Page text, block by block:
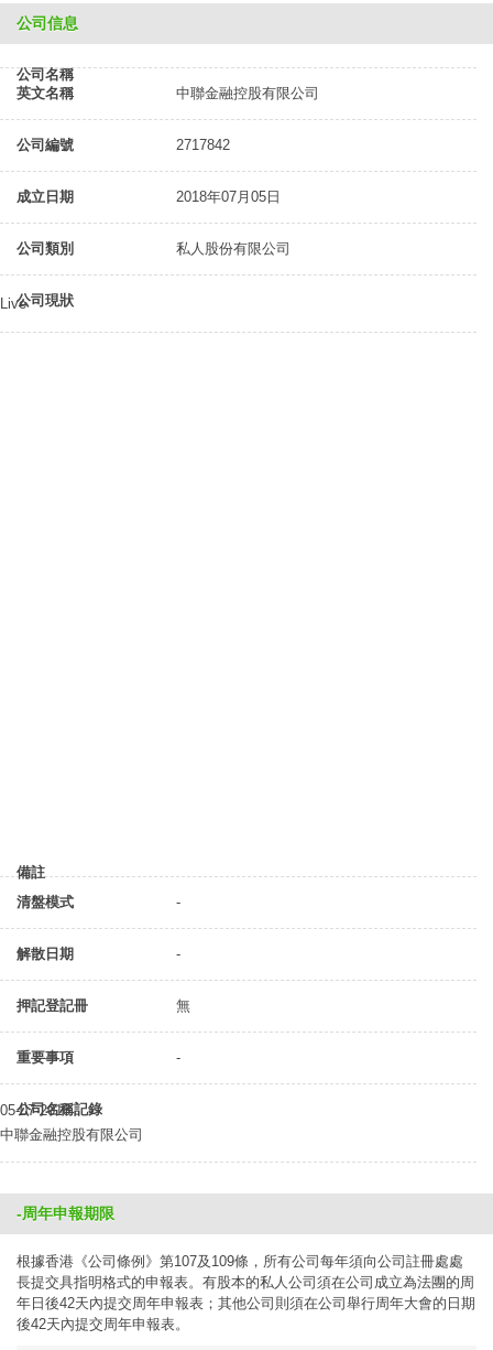
公司信息
公司名稱
英文名稱
中聯金融控股有限公司
公司編號 2717842
成立日期 2018年07月05日
公司類別 私人股份有限公司
公司現狀
Live
備註
清盤模式
-
解散日期 -
押記登記冊 無
重要事項 -
公司名稱記錄
05-07-2018
中聯金融控股有限公司
-周年申報期限
根據香港《公司條例》第107及109條，所有公司每年須向公司註冊處處
長提交具指明格式的申報表。有股本的私人公司須在公司成立為法團的周
年日後42天內提交周年申報表；其他公司則須在公司舉行周年大會的日期
後42天內提交周年申報表。